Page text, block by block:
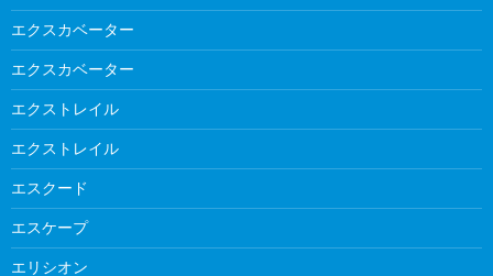
エクスカベーター
エクスカベーター
エクストレイル
エクストレイル
エスクード
エスケープ
エリシオン